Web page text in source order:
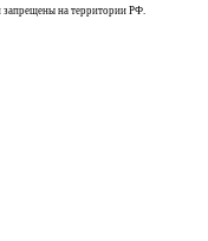
запрещены на территории РФ.